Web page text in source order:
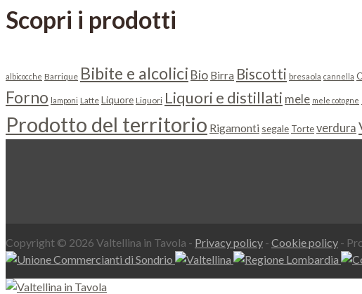
Scopri i prodotti
albicocche Barrique Bibite e alcolici Bio Birra Biscotti bresaola cannella
Forno lamponi Latte Liquore Liquori Liquori e distillati mele mele cotogne
Prodotto del territorio Rigamonti segale Torteverdura
Copyright © 2026 Valtellina in Tavola - Privacy policy - Cookie policy -